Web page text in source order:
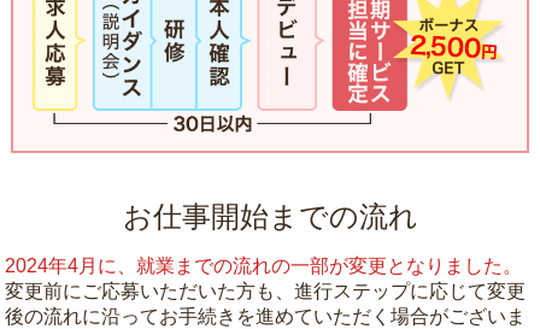
お仕事開始までの流れ
2024年4月に、就業までの流れの一部が変更となりました。
変更前にご応募いただいた方も、進行ステップに応じて変更
後の流れに沿ってお手続きを進めていただく場合がございま